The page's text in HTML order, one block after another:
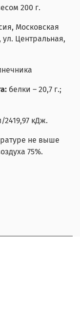
200 г.
Московская
ул. Центральная,
белки – 20,7 г.;
2419,97 кДж.
не выше
75%.